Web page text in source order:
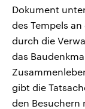
Dokument
des Tempels
durch die
das
gibt die
den Besuchern